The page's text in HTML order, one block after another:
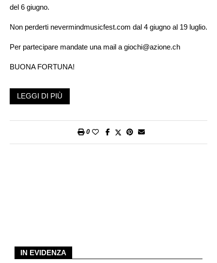
del 6 giugno.
Non perderti nevermindmusicfest.com dal 4 giugno al 19 luglio.
Per partecipare mandate una mail a giochi@azione.ch
BUONA FORTUNA!
LEGGI DI PIÙ
0
IN EVIDENZA